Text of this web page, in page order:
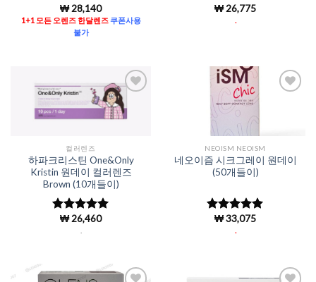
5 중에서
로 평가됨
₩28,140
1+1 모든 오렌즈 한달렌즈쿠폰사용
불가
5 중에서
로 평
₩26,775
.
Add to
Wishlist
컬러렌즈
하파크리스틴 One&Only
Kristin 원데이 컬러렌즈
Brown (10개들이)
5 중에서
로 평
₩26,460
NEOISM NEOISM
네오이즘 시크그레이 원데이
(50개들이)
5 중에서
로 평
₩33,075
.